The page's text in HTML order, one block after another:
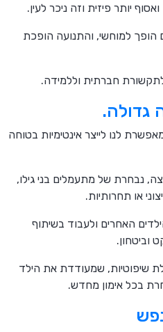
יותר פיזית וזה ניכר לעין.
למוחשי, והתנועה הופכת
חברתית וללמידה.
גדולה.
של 5-6 ילדים מאפשרת לנו לייצר אינטימיות בטוחה
נבחרת של מתעמלים בני גילו,
או תחרותיות.
האחרים ולעבוד בשיתוף
וביטחון.
שיפוטיות, שמעודדת את הילד
בכל אימון מחדש.